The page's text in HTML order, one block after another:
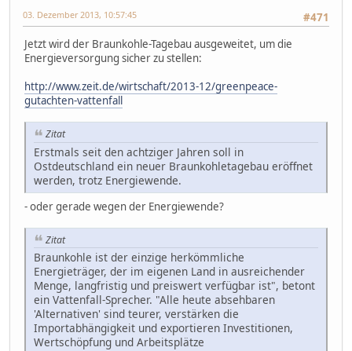
#471
03. Dezember 2013, 10:57:45
Jetzt wird der Braunkohle-Tagebau ausgeweitet, um die
Energieversorgung sicher zu stellen:
http://www.zeit.de/wirtschaft/2013-12/greenpeace-
gutachten-vattenfall
Zitat
Erstmals seit den achtziger Jahren soll in
Ostdeutschland ein neuer Braunkohletagebau eröffnet
werden, trotz Energiewende.
- oder gerade wegen der Energiewende?
Zitat
Braunkohle ist der einzige herkömmliche
Energieträger, der im eigenen Land in ausreichender
Menge, langfristig und preiswert verfügbar ist", betont
ein Vattenfall-Sprecher. "Alle heute absehbaren
'Alternativen' sind teurer, verstärken die
Importabhängigkeit und exportieren Investitionen,
Wertschöpfung und Arbeitsplätze